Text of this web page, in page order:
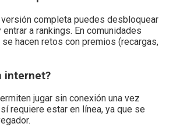
versión completa puedes desbloquear
a rankings. En comunidades
hacen retos con premios (recargas,
internet?
jugar sin conexión una vez
requiere estar en línea, ya que se